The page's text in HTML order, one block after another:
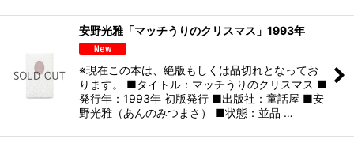
安野光雅「マッチうりのクリスマス」1993年
※現在この本は、絶版もしくは品切れとなってお
ります。 ■タイトル：マッチうりのクリスマス ■
発行年：1993年 初版発行 ■出版社：童話屋 ■安
野光雅（あんのみつまさ） ■状態：並品 …